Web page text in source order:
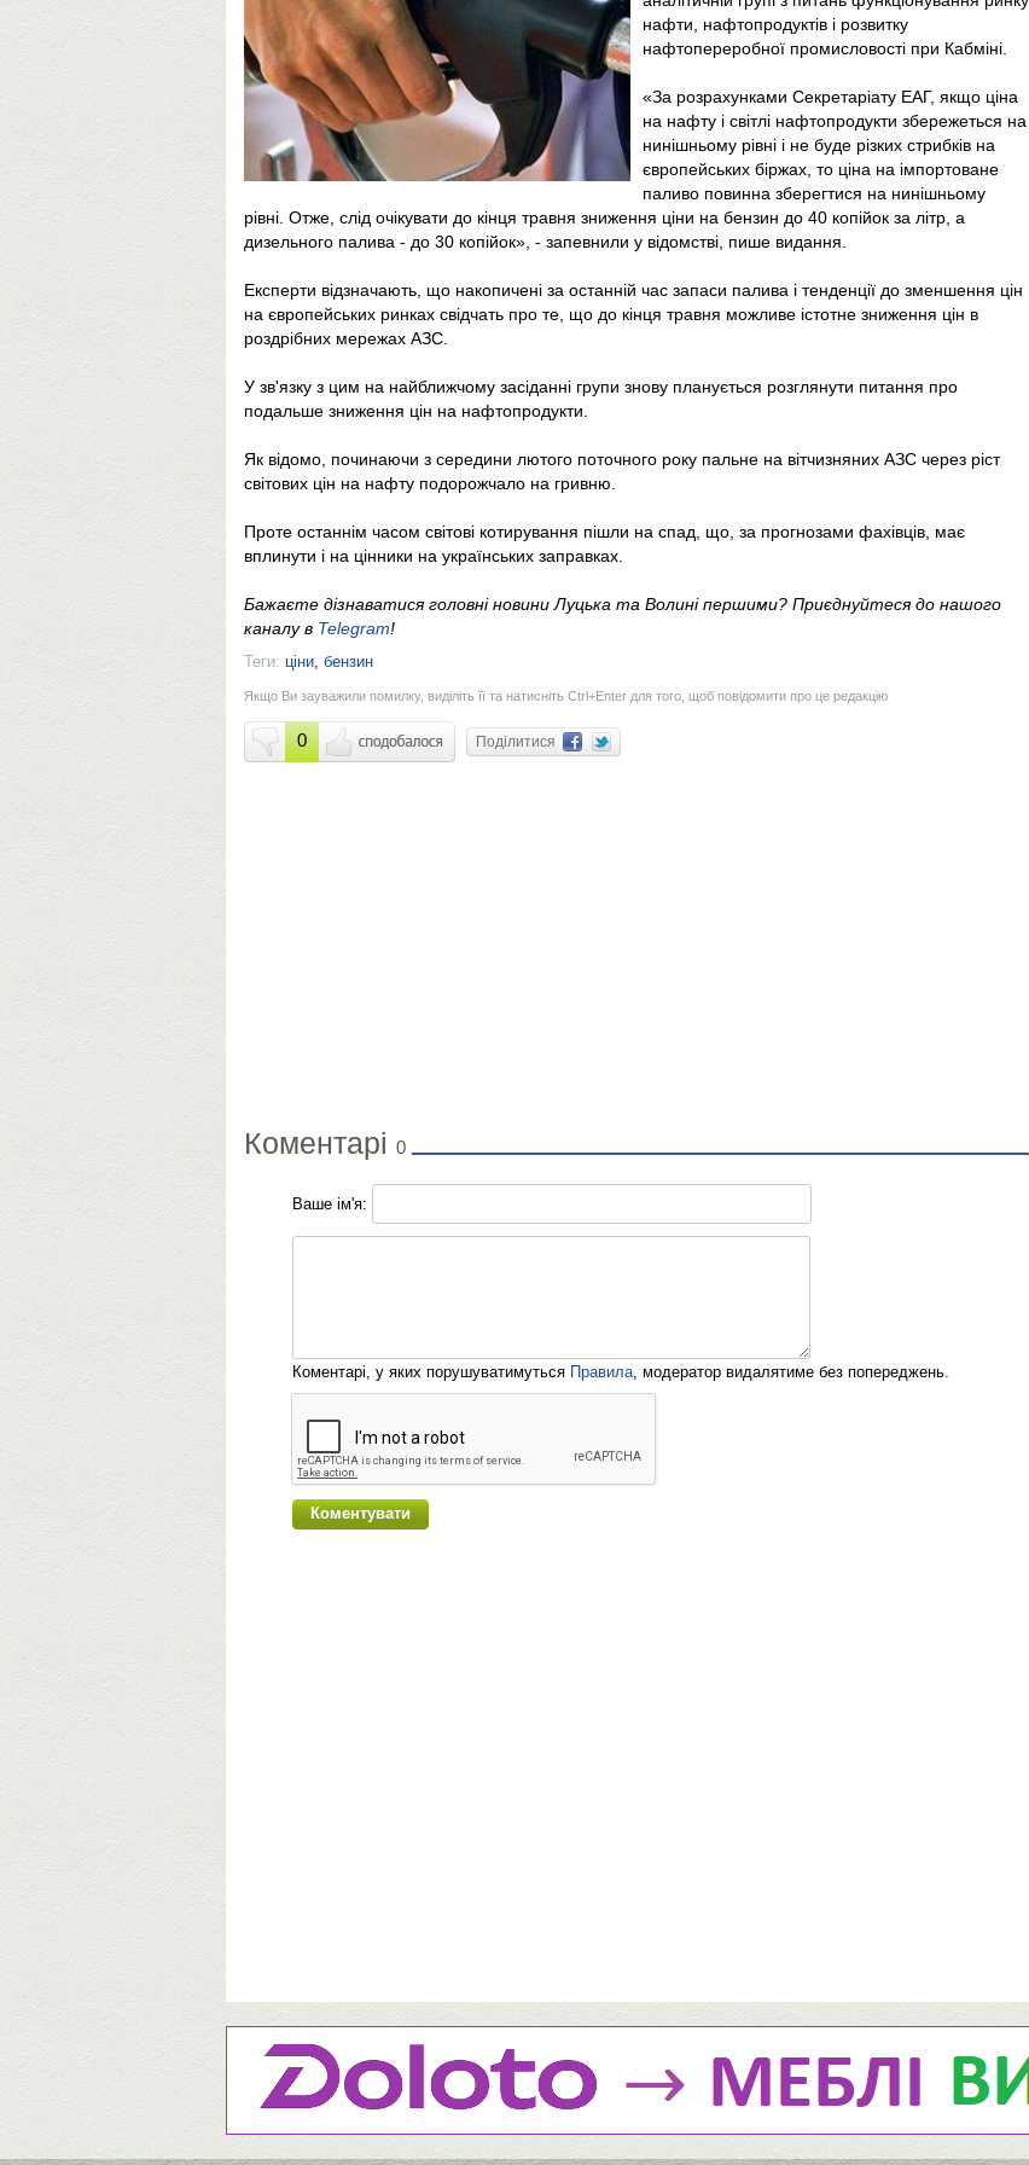
нафти, нафтопродуктів і розвитку
нафтопереробної промисловості при Кабміні.
«За розрахунками Секретаріату ЕАГ, якщо ціна
на нафту і світлі нафтопродукти збережеться на
нинішньому рівні і не буде різких стрибків на
європейських біржах, то ціна на імпортоване
паливо повинна зберегтися на нинішньому
рівні. Отже, слід очікувати до кінця травня зниження ціни на бензин до 40 копійок за літр, а
дизельного палива - до 30 копійок», - запевнили у відомстві, пише видання.
Експерти відзначають, що накопичені за останній час запаси палива і тенденції до зменшення цін
на європейських ринках свідчать про те, що до кінця травня можливе істотне зниження цін в
роздрібних мережах АЗС.
У зв'язку з цим на найближчому засіданні групи знову планується розглянути питання про
подальше зниження цін на нафтопродукти.
Як відомо, починаючи з середини лютого поточного року пальне на вітчизняних АЗС через ріст
світових цін на нафту подорожчало на гривню.
Проте останнім часом світові котирування пішли на спад, що, за прогнозами фахівців, має
вплинути і на цінники на українських заправках.
Бажаєте дізнаватися головні новини Луцька та Волині першими? Приєднуйтеся до нашого
каналу в Telegram!
Теги: ціни, бензин
Якщо Ви зауважили помилку, виділіть її та натисніть Ctrl+Enter для того, щоб повідомити про це редакцію
0 Поділитися
Коментарі 0
Ваше ім'я:
Коментарі, у яких порушуватимуться Правила, модератор видалятиме без попереджень.